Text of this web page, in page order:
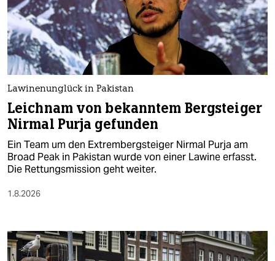
nord
wahrheit
verlag
verlag
veranstaltungen
shop
abo
genossenschaft
Lawinenunglück in Pakistan
Leichnam von bekanntem Bergsteiger
Nirmal Purja gefunden
Ein Team um den Extrembergsteiger Nirmal Purja am
Broad Peak in Pakistan wurde von einer Lawine erfasst.
Die Rettungsmission geht weiter.
1.8.2026